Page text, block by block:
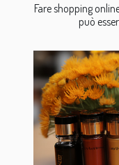
Fare shopping
può